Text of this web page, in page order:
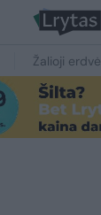
Žalioji erdvė